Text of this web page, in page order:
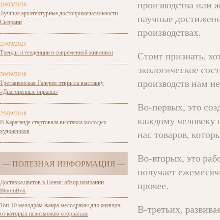
10/03/2026
Лучшие архитектурные достопримечательности
Сызрани
23/09/2025
Тренды и тенденции в современной живописи
26/09/2018
Третьяковская Галерея открыла выставку
«Драгоценные оправы»
25/09/2018
В Караганде стартовала выставка молодых
художников
— ПОЛЕЗНАЯ ИНФОРМАЦИЯ —
Доставка цветов в Пензе: обзор компании
BloomBox
Топ-10 мелодрам жанра мелодрамы для женщин,
от которых невозможно оторваться
производства или
научные
производствах.
Стоит признать,
экологическое
производств нам
Во-первых, это
каждому человеку
нас товаров,
Во-вторых, это
получает
прочее.
В-третьих,